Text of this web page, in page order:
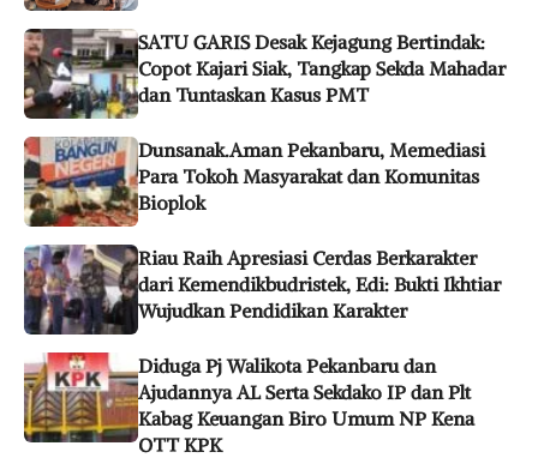
SATU GARIS Desak Kejagung Bertindak:
Copot Kajari Siak, Tangkap Sekda Mahadar
dan Tuntaskan Kasus PMT
Dunsanak.Aman Pekanbaru, Memediasi
Para Tokoh Masyarakat dan Komunitas
Bioplok
Riau Raih Apresiasi Cerdas Berkarakter
dari Kemendikbudristek, Edi: Bukti Ikhtiar
Wujudkan Pendidikan Karakter
Diduga Pj Walikota Pekanbaru dan
Ajudannya AL Serta Sekdako IP dan Plt
Kabag Keuangan Biro Umum NP Kena
OTT KPK